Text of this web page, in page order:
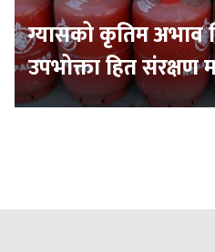
ग्यासको कृतिम अभाव
उपभोक्ता हित संरक्षण